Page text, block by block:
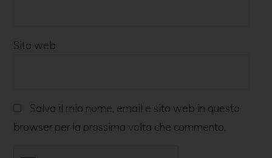
Sito web
Salva il mio nome, email e sito web in questo
browser per la prossima volta che commento.